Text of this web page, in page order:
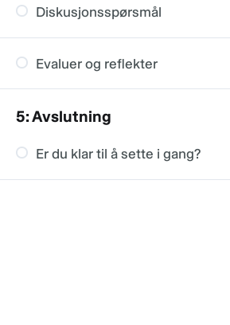
Oppmuntre til aktiv deltakelse
Legg til rette for livslang læring
Diskusjonsspørsmål
Evaluer og reflekter
5: Avslutning
Er du klar til å sette i gang?